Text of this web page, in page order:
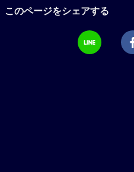
このページをシェアする